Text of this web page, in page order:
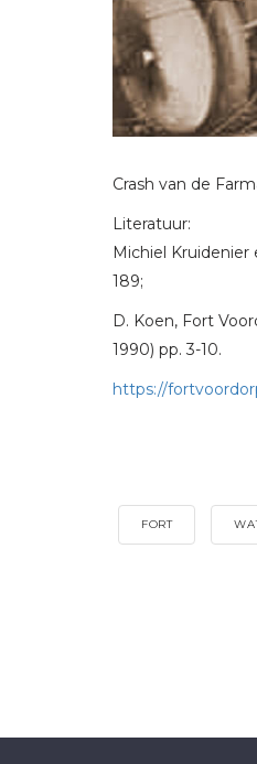
Crash van de
Literatuur:
Michiel Kruidenier
189;
D. Koen, Fort
1990) pp. 3-10.
https://
FORT